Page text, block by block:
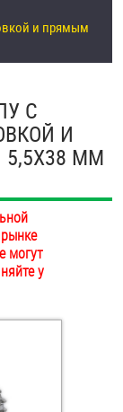
и прямым
С
И
ММ
могут
у